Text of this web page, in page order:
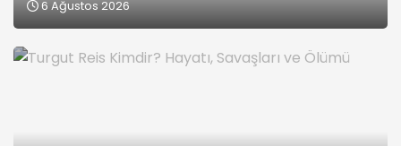
6 Ağustos 2026